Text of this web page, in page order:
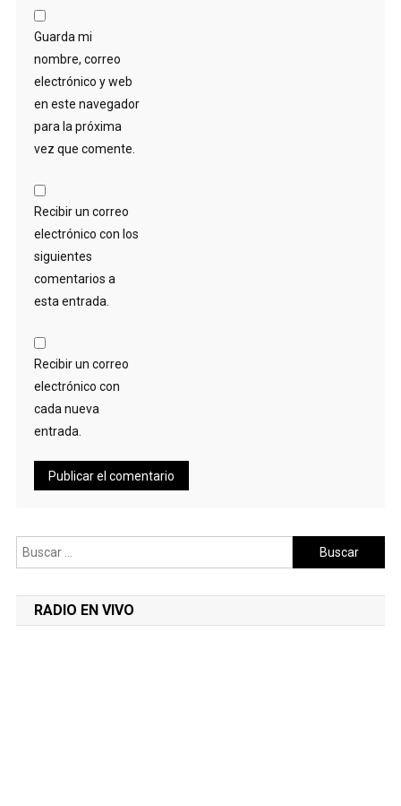
Guarda mi
nombre, correo
electrónico y web
en este navegador
para la próxima
vez que comente.
Recibir un correo
electrónico con los
siguientes
comentarios a
esta entrada.
Recibir un correo
electrónico con
cada nueva
entrada.
Buscar:
RADIO EN VIVO